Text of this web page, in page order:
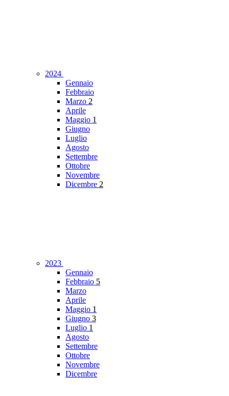
2024
Gennaio
Febbraio
Marzo 2
Aprile
Maggio 1
Giugno
Luglio
Agosto
Settembre
Ottobre
Novembre
Dicembre 2
2023
Gennaio
Febbraio 5
Marzo
Aprile
Maggio 1
Giugno 3
Luglio 1
Agosto
Settembre
Ottobre
Novembre
Dicembre